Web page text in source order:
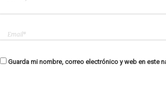
Guarda mi nombre, correo electrónico y web en este